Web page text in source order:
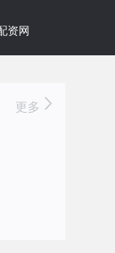
资网
更多